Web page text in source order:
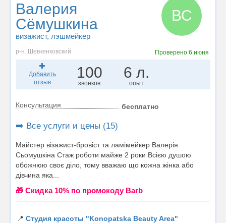
Валерия
Сёмушкина
визажист, лэшмейкер
ВС
р-н. Шевченковский Проверено 6 июня
Добавить
отзыв
100
звонков
6 л.
опыт
Консультация бесплатно
➡️ Все услуги и цены (15)
Майстер візажист-бровіст та ламімейкер Валерія
Сьомушкіна Стаж роботи майже 2 роки Всією душою
обожнюю своє діло, тому вважаю що кожна жінка або
дівчина яка...
🎁 Cкидка 10% по промокоду Barb
📍 Студия красоты "Konopatska Beauty Area"